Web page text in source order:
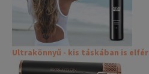
Ultrakönnyű - kis táskában is elfér